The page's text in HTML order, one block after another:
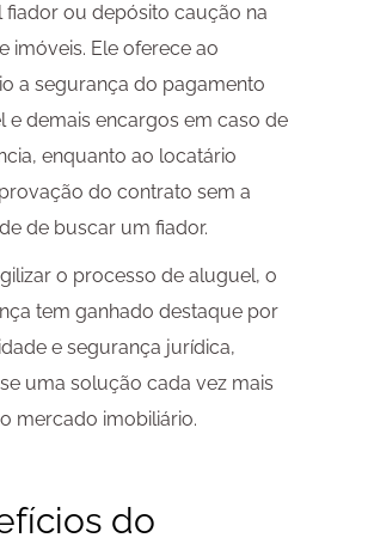
fiador ou depósito caução na
imóveis. Ele oferece ao
a segurança do pagamento
e demais encargos em caso de
enquanto ao locatário
do contrato sem a
de buscar um fiador.
o processo de aluguel, o
tem ganhado destaque por
e segurança jurídica,
uma solução cada vez mais
mercado imobiliário.
do